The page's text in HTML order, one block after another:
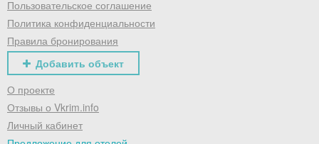
Пользовательское соглашение
Политика конфиденциальности
Правила бронирования
Добавить объект
О проекте
Отзывы о Vkrim.info
Личный кабинет